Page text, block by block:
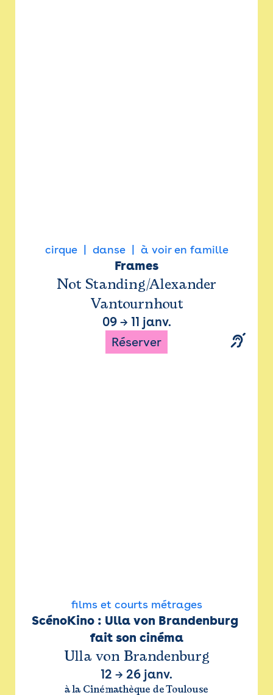
cirque danse à voir en famille
Frames
Not Standing/Alexander
Vantournhout
09→ 11 janv.
Réserver
films et courts métrages
ScénoKino : Ulla von Brandenburg
fait son cinéma
Ulla von Brandenburg
12 → 26 janv.
à la Cinémathèque de Toulouse